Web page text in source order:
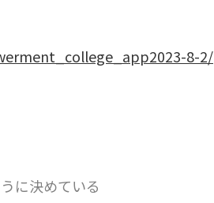
8-2/
に決めている